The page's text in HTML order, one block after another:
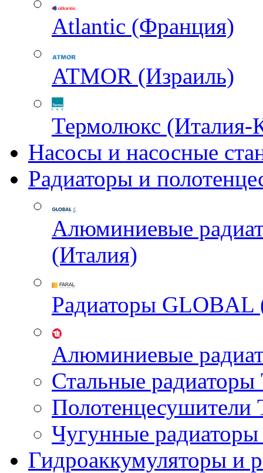
Atlantic (Франция)
ATMOR (Израиль)
Термолюкс (Италия-
Насосы и насосные
Радиаторы и
Алюминиевые
(Италия)
Радиаторы GLOBAL
Алюминиевые
Стальные
Чугунные
Гидроаккумуляторы и